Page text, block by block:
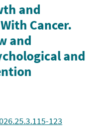
and
Cancer.
and
and
123